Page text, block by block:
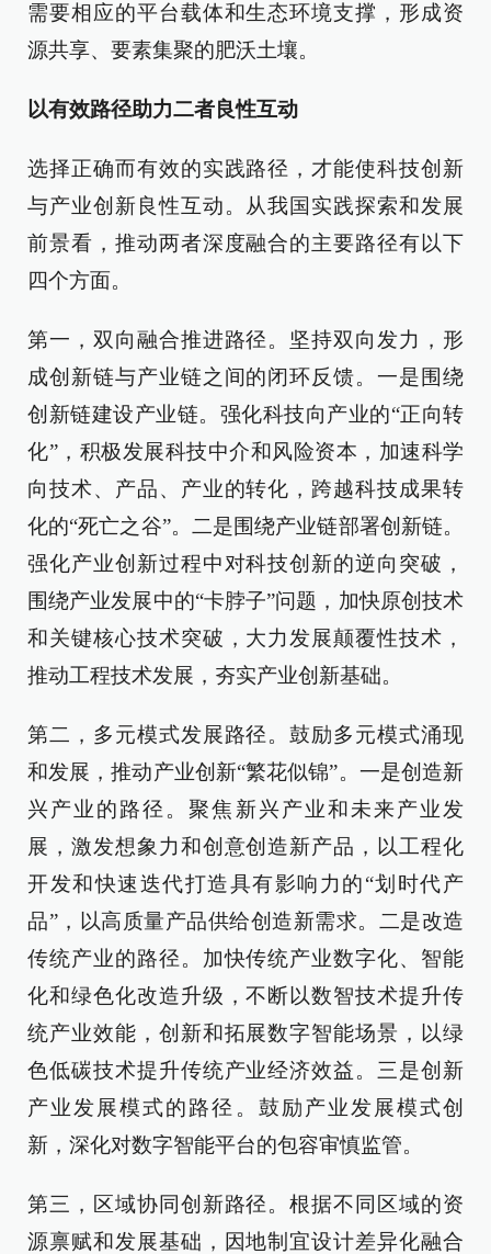
需要相应的平台载体和生态环境支撑，形成资
源共享、要素集聚的肥沃土壤。
以有效路径助力二者良性互动
选择正确而有效的实践路径，才能使科技创新
与产业创新良性互动。从我国实践探索和发展
前景看，推动两者深度融合的主要路径有以下
四个方面。
第一，双向融合推进路径。坚持双向发力，形
成创新链与产业链之间的闭环反馈。一是围绕
创新链建设产业链。强化科技向产业的“正向转
化”，积极发展科技中介和风险资本，加速科学
向技术、产品、产业的转化，跨越科技成果转
化的“死亡之谷”。二是围绕产业链部署创新链。
强化产业创新过程中对科技创新的逆向突破，
围绕产业发展中的“卡脖子”问题，加快原创技术
和关键核心技术突破，大力发展颠覆性技术，
推动工程技术发展，夯实产业创新基础。
第二，多元模式发展路径。鼓励多元模式涌现
和发展，推动产业创新“繁花似锦”。一是创造新
兴产业的路径。聚焦新兴产业和未来产业发
展，激发想象力和创意创造新产品，以工程化
开发和快速迭代打造具有影响力的“划时代产
品”，以高质量产品供给创造新需求。二是改造
传统产业的路径。加快传统产业数字化、智能
化和绿色化改造升级，不断以数智技术提升传
统产业效能，创新和拓展数字智能场景，以绿
色低碳技术提升传统产业经济效益。三是创新
产业发展模式的路径。鼓励产业发展模式创
新，深化对数字智能平台的包容审慎监管。
第三，区域协同创新路径。根据不同区域的资
源禀赋和发展基础，因地制宜设计差异化融合